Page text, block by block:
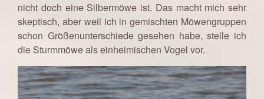
nicht doch eine Silbermöwe ist. Das macht mich sehr
skeptisch, aber weil ich in gemischten Möwengruppen
schon Größenunterschiede gesehen habe, stelle ich
die Sturmmöwe als einheimischen Vogel vor.